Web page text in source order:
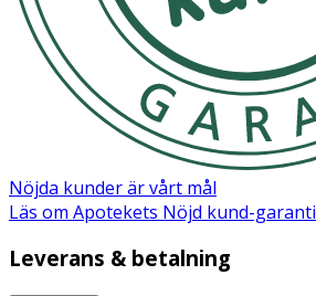
Nöjda kunder är vårt mål
Läs om Apotekets Nöjd kund-garanti
Leverans & betalning